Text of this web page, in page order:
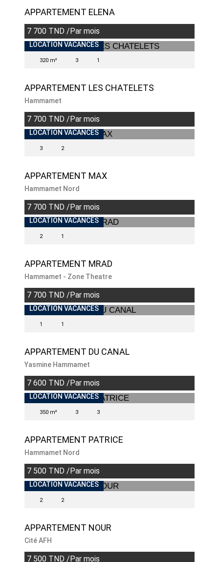
APPARTEMENT ELENA
7 700 TND /Par mois
LOCATION VACANCES
320 m² 3 1
APPARTEMENT LES CHATELETS
Hammamet
7 700 TND /Par mois
INDISPONIBLE
LOCATION VACANCES
3 2
APPARTEMENT MAX
Hammamet Nord
7 700 TND /Par mois
LOCATION VACANCES
2 1
APPARTEMENT MRAD
Hammamet - Zone Theatre
7 700 TND /Par mois
LOCATION VACANCES
1 1
APPARTEMENT DU CANAL
Yasmine Hammamet
7 600 TND /Par mois
INDISPONIBLE
LOCATION VACANCES
350 m² 3 3
APPARTEMENT PATRICE
Hammamet Nord
7 500 TND /Par mois
LOCATION VACANCES
2 2
APPARTEMENT NOUR
Cité AFH
7 500 TND /Par mois